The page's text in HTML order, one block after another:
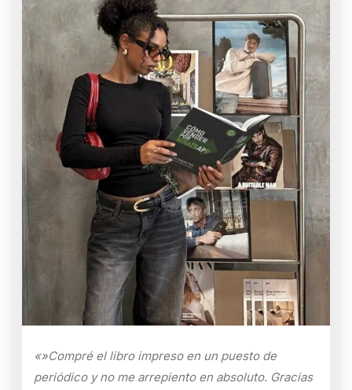
«»Compré el libro impreso en un puesto de
periódico y no me arrepiento en absoluto. Gracias